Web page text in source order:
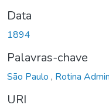
Data
1894
Palavras-chave
São Paulo , Rotina
URI